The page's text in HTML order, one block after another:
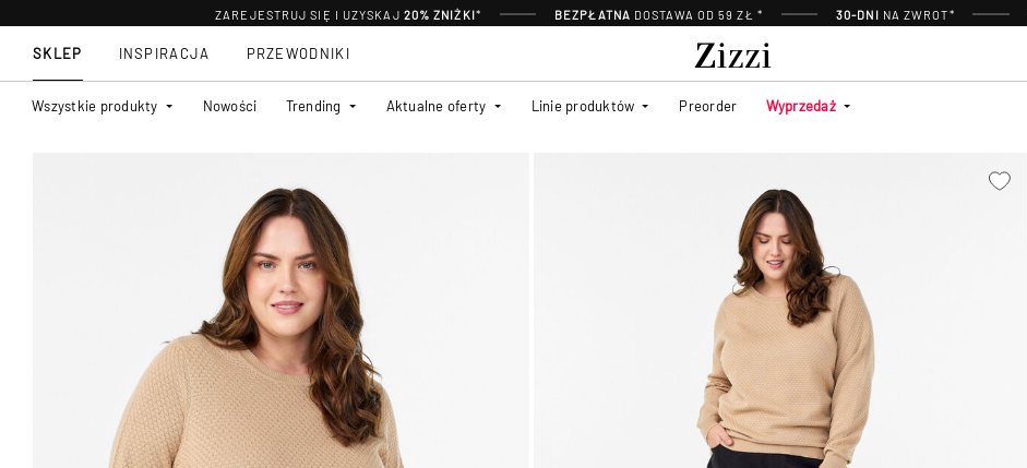
ZAREJESTRUJ SIĘ I UZYSKAJ 20% ZNIŻKI* BEZPŁATNA DOSTAWA OD 59 ZŁ * 30-DNI NA ZWROT*
SKLEP
Wszystkie produkty Nowości Trending Aktualne oferty Linie produktów Preorder Wyprzedaż
INSPIRACJA PRZEWODNIKI